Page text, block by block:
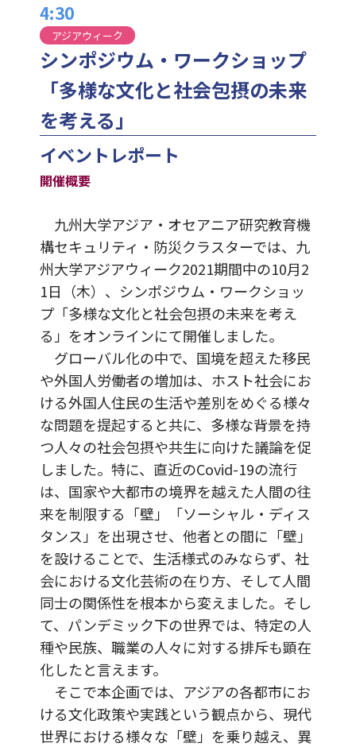
4:30
アジアウィーク
シンポジウム・ワークショップ
「多様な文化と社会包摂の未来
を考える」
イベントレポート
開催概要
九州大学アジア・オセアニア研究教育機
構セキュリティ・防災クラスターでは、九
州大学アジアウィーク2021期間中の10月2
1日（木）、シンポジウム・ワークショッ
プ「多様な文化と社会包摂の未来を考え
る」をオンラインにて開催しました。
グローバル化の中で、国境を超えた移民
や外国人労働者の増加は、ホスト社会にお
ける外国人住民の生活や差別をめぐる様々
な問題を提起すると共に、多様な背景を持
つ人々の社会包摂や共生に向けた議論を促
しました。特に、直近のCovid-19の流行
は、国家や大都市の境界を越えた人間の往
来を制限する「壁」「ソーシャル・ディス
タンス」を出現させ、他者との間に「壁」
を設けることで、生活様式のみならず、社
会における文化芸術の在り方、そして人間
同士の関係性を根本から変えました。そし
て、パンデミック下の世界では、特定の人
種や民族、職業の人々に対する排斥も顕在
化したと言えます。
そこで本企画では、アジアの各都市にお
ける文化政策や実践という観点から、現代
世界における様々な「壁」を乗り越え、異